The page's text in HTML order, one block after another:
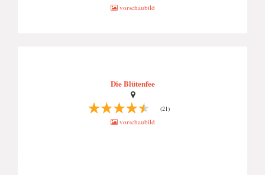
vorschaubild
Die Blütenfee
(21)
vorschaubild